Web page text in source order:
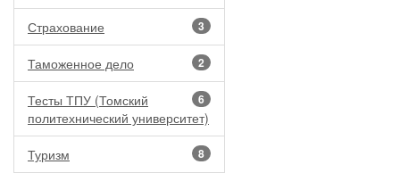
3
Страхование
2
Таможенное дело
6
Тесты ТПУ (Томский
политехнический университет)
8
Туризм